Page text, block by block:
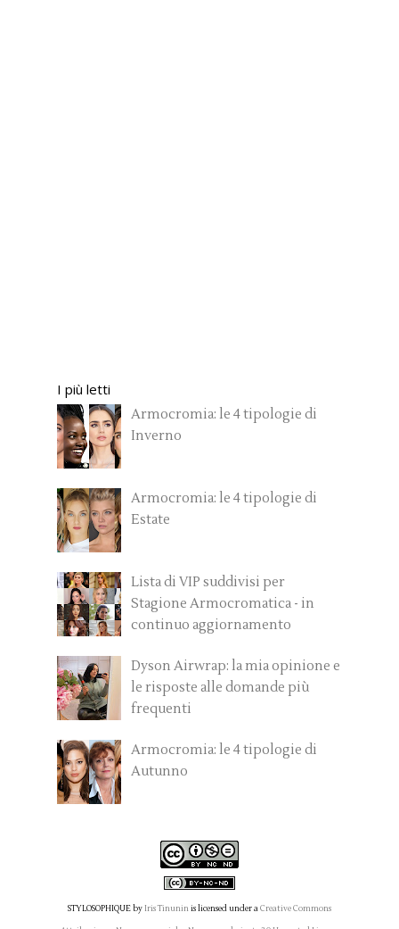
I più letti
Armocromia: le 4 tipologie di
Inverno
Armocromia: le 4 tipologie di
Estate
Lista di VIP suddivisi per
Stagione Armocromatica - in
continuo aggiornamento
Dyson Airwrap: la mia opinione e
le risposte alle domande più
frequenti
Armocromia: le 4 tipologie di
Autunno
STYLOSOPHIQUE byIris Tinuninis licensed under aCreative Commons